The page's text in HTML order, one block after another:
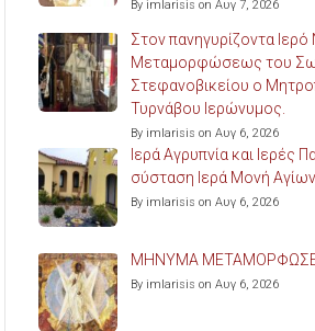
By imlarisis on Αυγ 7, 2026
Στον πανηγυρίζοντα Ιερό
Μεταμορφώσεως του
Στεφανοβικείου ο
Τυρνάβου Ιερώνυμος.
By imlarisis on Αυγ 6, 2026
Ιερά Αγρυπνία και Ιερές
σύσταση Ιερά Μονή
By imlarisis on Αυγ 6, 2026
ΜΗΝΥΜΑ
By imlarisis on Αυγ 6, 2026